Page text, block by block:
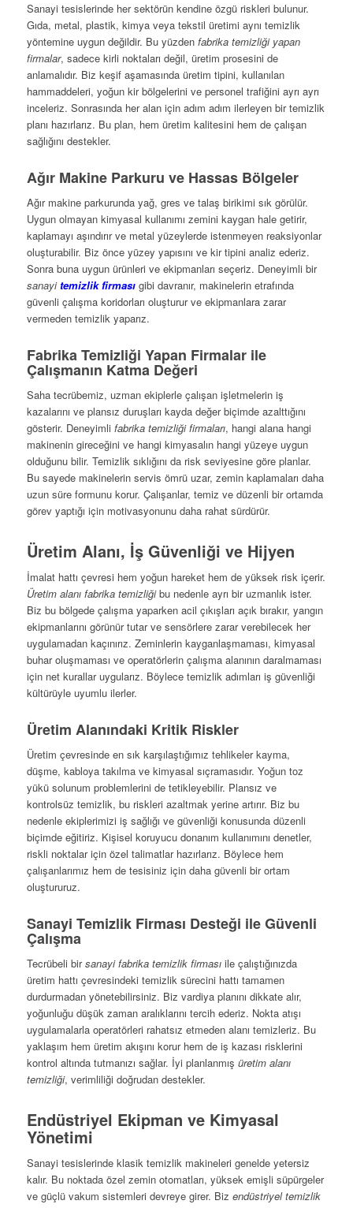
Sanayi tesislerinde her sektörün kendine özgü riskleri bulunur.
Gıda, metal, plastik, kimya veya tekstil üretimi aynı temizlik
yöntemine uygun değildir. Bu yüzden fabrika temizliği yapan
firmalar, sadece kirli noktaları değil, üretim prosesini de
anlamalıdır. Biz keşif aşamasında üretim tipini, kullanılan
hammaddeleri, yoğun kir bölgelerini ve personel trafiğini ayrı ayrı
inceleriz. Sonrasında her alan için adım adım ilerleyen bir temizlik
planı hazırlarız. Bu plan, hem üretim kalitesini hem de çalışan
sağlığını destekler.
Ağır Makine Parkuru ve Hassas Bölgeler
Ağır makine parkurunda yağ, gres ve talaş birikimi sık görülür.
Uygun olmayan kimyasal kullanımı zemini kaygan hale getirir,
kaplamayı aşındırır ve metal yüzeylerde istenmeyen reaksiyonlar
oluşturabilir. Biz önce yüzey yapısını ve kir tipini analiz ederiz.
Sonra buna uygun ürünleri ve ekipmanları seçeriz. Deneyimli bir
sanayitemizlik firmasıgibi davranır, makinelerin etrafında
güvenli çalışma koridorları oluşturur ve ekipmanlara zarar
vermeden temizlik yaparız.
Fabrika Temizliği Yapan Firmalar ile
Çalışmanın Katma Değeri
Saha tecrübemiz, uzman ekiplerle çalışan işletmelerin iş
kazalarını ve plansız duruşları kayda değer biçimde azalttığını
gösterir. Deneyimli fabrika temizliği firmaları, hangi alana hangi
makinenin gireceğini ve hangi kimyasalın hangi yüzeye uygun
olduğunu bilir. Temizlik sıklığını da risk seviyesine göre planlar.
Bu sayede makinelerin servis ömrü uzar, zemin kaplamaları daha
uzun süre formunu korur. Çalışanlar, temiz ve düzenli bir ortamda
görev yaptığı için motivasyonunu daha rahat sürdürür.
Üretim Alanı, İş Güvenliği ve Hijyen
İmalat hattı çevresi hem yoğun hareket hem de yüksek risk içerir.
Üretim alanı fabrika temizliğibu nedenle ayrı bir uzmanlık ister.
Biz bu bölgede çalışma yaparken acil çıkışları açık bırakır, yangın
ekipmanlarını görünür tutar ve sensörlere zarar verebilecek her
uygulamadan kaçınırız. Zeminlerin kayganlaşmaması, kimyasal
buhar oluşmaması ve operatörlerin çalışma alanının daralmaması
için net kurallar uygularız. Böylece temizlik adımları iş güvenliği
kültürüyle uyumlu ilerler.
Üretim Alanındaki Kritik Riskler
Üretim çevresinde en sık karşılaştığımız tehlikeler kayma,
düşme, kabloya takılma ve kimyasal sıçramasıdır. Yoğun toz
yükü solunum problemlerini de tetikleyebilir. Plansız ve
kontrolsüz temizlik, bu riskleri azaltmak yerine artırır. Biz bu
nedenle ekiplerimizi iş sağlığı ve güvenliği konusunda düzenli
biçimde eğitiriz. Kişisel koruyucu donanım kullanımını denetler,
riskli noktalar için özel talimatlar hazırlarız. Böylece hem
çalışanlarımız hem de tesisiniz için daha güvenli bir ortam
oluştururuz.
Sanayi Temizlik Firması Desteği ile Güvenli
Çalışma
Tecrübeli birsanayi fabrika temizlik firmasıile çalıştığınızda
üretim hattı çevresindeki temizlik sürecini hattı tamamen
durdurmadan yönetebilirsiniz. Biz vardiya planını dikkate alır,
yoğunluğu düşük zaman aralıklarını tercih ederiz. Nokta atışı
uygulamalarla operatörleri rahatsız etmeden alanı temizleriz. Bu
yaklaşım hem üretim akışını korur hem de iş kazası risklerini
kontrol altında tutmanızı sağlar. İyi planlanmış üretim alanı
temizliği, verimliliği doğrudan destekler.
Endüstriyel Ekipman ve Kimyasal
Yönetimi
Sanayi tesislerinde klasik temizlik makineleri genelde yetersiz
kalır. Bu noktada özel zemin otomatları, yüksek emişli süpürgeler
ve güçlü vakum sistemleri devreye girer. Biz endüstriyel temizlik